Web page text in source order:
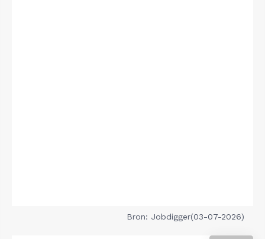
Bron: Jobdigger(03-07-2026)